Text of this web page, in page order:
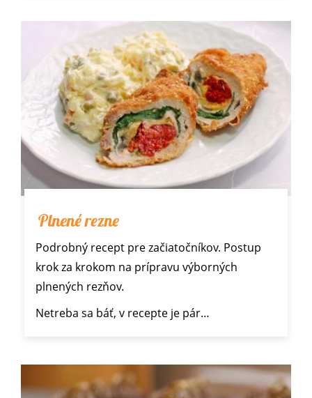
Plnené rezne
Podrobný recept pre začiatočníkov. Postup
krok za krokom na prípravu výborných
plnených rezňov.
Netreba sa báť, v recepte je pár…